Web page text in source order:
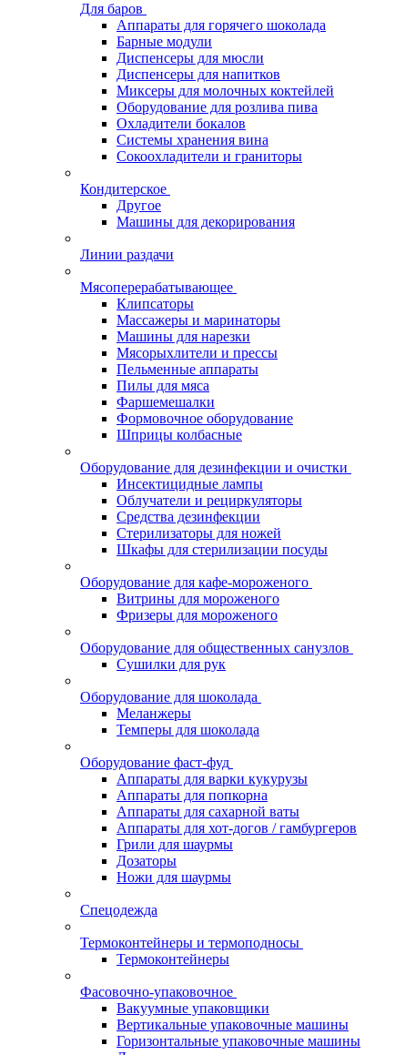
Для баров
Аппараты для горячего шоколада
Барные модули
Диспенсеры для мюсли
Диспенсеры для напитков
Миксеры для молочных коктейлей
Оборудование для розлива пива
Охладители бокалов
Системы хранения вина
Сокоохладители и граниторы
Кондитерское
Другое
Машины для декорирования
Линии раздачи
Мясоперерабатывающее
Клипсаторы
Массажеры и маринаторы
Машины для нарезки
Мясорыхлители и прессы
Пельменные аппараты
Пилы для мяса
Фаршемешалки
Формовочное оборудование
Шприцы колбасные
Оборудование для дезинфекции и очистки
Инсектицидные лампы
Облучатели и рециркуляторы
Средства дезинфекции
Стерилизаторы для ножей
Шкафы для стерилизации посуды
Оборудование для кафе-мороженого
Витрины для мороженого
Фризеры для мороженого
Оборудование для общественных санузлов
Сушилки для рук
Оборудование для шоколада
Меланжеры
Темперы для шоколада
Оборудование фаст-фуд
Аппараты для варки кукурузы
Аппараты для попкорна
Аппараты для сахарной ваты
Аппараты для хот-догов / гамбургеров
Грили для шаурмы
Дозаторы
Ножи для шаурмы
Спецодежда
Термоконтейнеры и термоподносы
Термоконтейнеры
Фасовочно-упаковочное
Вакуумные упаковщики
Вертикальные упаковочные машины
Горизонтальные упаковочные машины